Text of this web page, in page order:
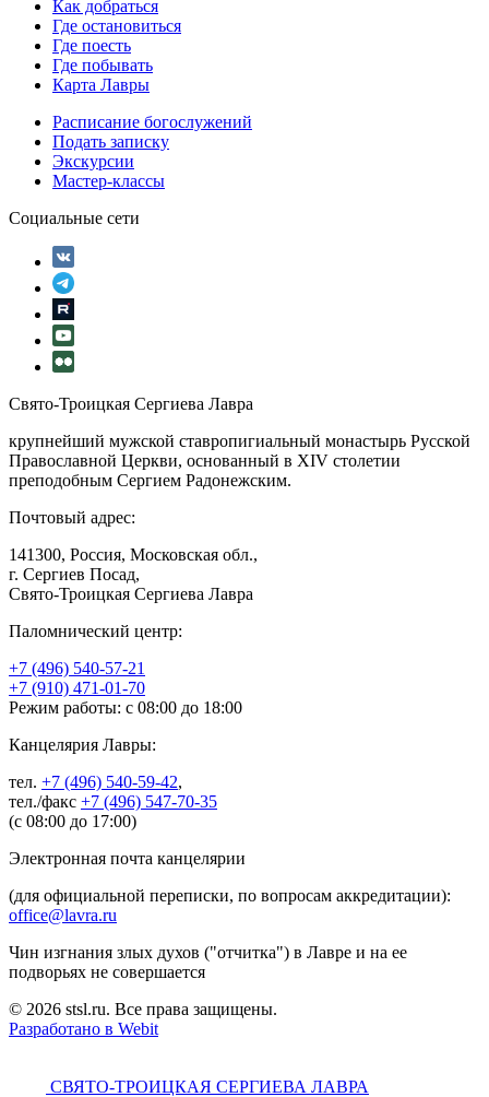
Как добраться
Где остановиться
Где поесть
Где побывать
Карта Лавры
Расписание богослужений
Подать записку
Экскурсии
Мастер-классы
Социальные сети
Свято-Троицкая Сергиева Лавра
крупнейший мужской ставропигиальный монастырь Русской
Православной Церкви, основанный в XIV столетии
преподобным Сергием Радонежским.
Почтовый адрес:
141300, Россия, Московская обл.,
г. Сергиев Посад,
Свято-Троицкая Сергиева Лавра
Паломнический центр:
+7 (496) 540-57-21
+7 (910) 471-01-70
Режим работы: с 08:00 до 18:00
Канцелярия Лавры:
тел. +7 (496) 540-59-42,
тел./факс +7 (496) 547-70-35
(с 08:00 до 17:00)
Электронная почта канцелярии
(для официальной переписки, по вопросам аккредитации):
office@lavra.ru
Чин изгнания злых духов ("отчитка") в Лавре и на ее
подворьях не совершается
© 2026 stsl.ru. Все права защищены.
Разработано в Webit
СВЯТО-ТРОИЦКАЯ СЕРГИЕВА ЛАВРА